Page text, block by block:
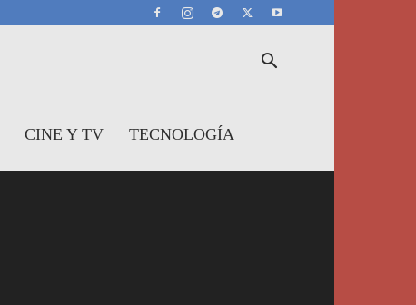
CINE Y TV TECNOLOGÍA